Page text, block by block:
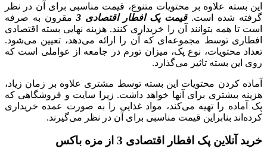
این بسته علاوه بر محتویات متنوع، قیمت مناسبی برای آن در نظر
گرفته شده است.قیمت پک افطار اقتصادی 3
مقرون به صرفه
است تا همه بتوانند آن را خریداری کنند. هزینه نهایی بسته اقتصادی
افطاری توسط مجموعه‌ای که آن را ارائه می‌دهد، تعیین می‌شود.
تعداد محتویات، نوع پک، میزان تورم در جامعه از عواملی است که
روی این بسته تاثیر می‌گذارد.
آماده کردن محتویات این بسته توسط مشتری علاوه بر زمان زیاد،
هزینه بیشتری برای آنها خواهد داشت. زیرا سایت و فروشگاهی که
پک آماده را تهیه می‌کند، مواد غذایی را به صورت عمده خریداری
کرده‌اند بنابراین قیمت مناسبی برای آن در نظر می‌گیرند.
خرید آنلاین پک افطار اقتصادی 3 از مزه باکس